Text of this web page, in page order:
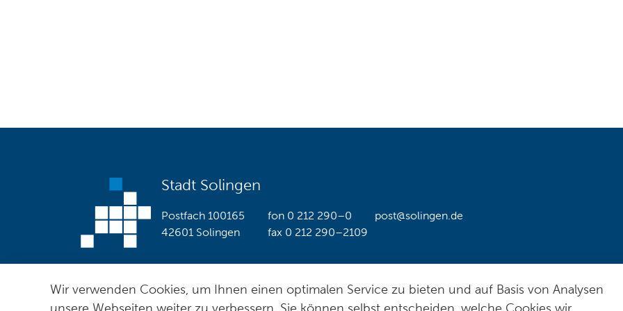
Stadt Solingen
Postfach 100165
42601 Solingen
fon 0 212 290–0
fax 0 212 290–2109
post@solingen.de
© Stadt Solingen 2026
Wir verwenden Cookies, um Ihnen einen optimalen Service zu bieten und auf Basis von Analysen
unsere Webseiten weiter zu verbessern. Sie können selbst entscheiden, welche Cookies wir